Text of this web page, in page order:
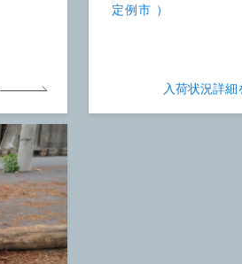
定例市 ）
入荷状況詳細